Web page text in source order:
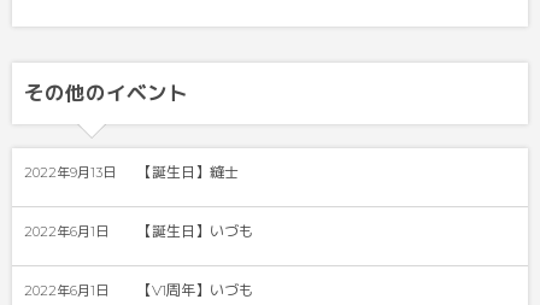
その他のイベント
2022年9月13日 【誕生日】縫士
2022年6月1日 【誕生日】いづも
2022年6月1日 【V1周年】いづも